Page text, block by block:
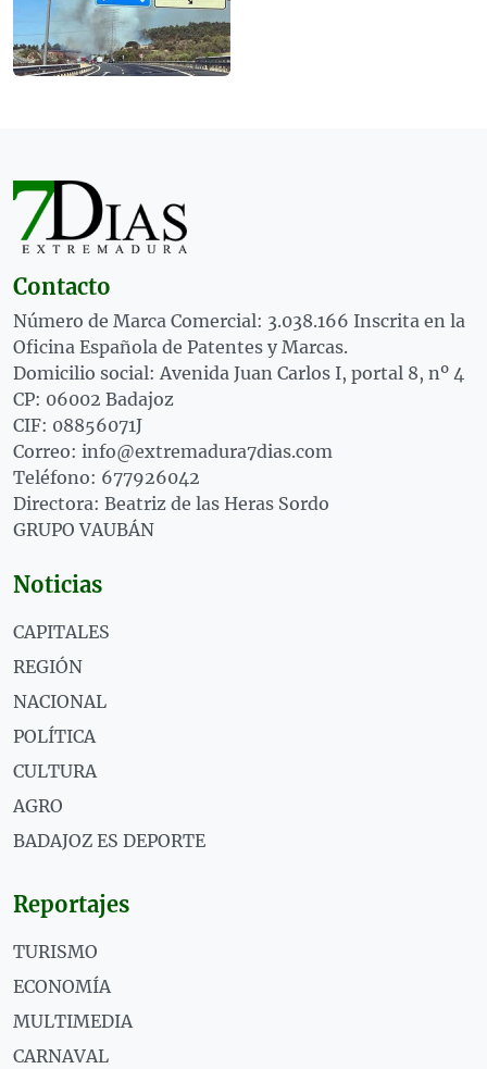
Contacto
Número de Marca Comercial: 3.038.166 Inscrita en la
Oficina Española de Patentes y Marcas.
Domicilio social: Avenida Juan Carlos I, portal 8, nº 4
CP: 06002 Badajoz
CIF: 08856071J
Correo: info@extremadura7dias.com
Teléfono: 677926042
Directora: Beatriz de las Heras Sordo
GRUPO VAUBÁN
Noticias
CAPITALES
REGIÓN
NACIONAL
POLÍTICA
CULTURA
AGRO
BADAJOZ ES DEPORTE
Reportajes
TURISMO
ECONOMÍA
MULTIMEDIA
CARNAVAL